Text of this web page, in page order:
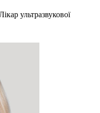
ультразвукової